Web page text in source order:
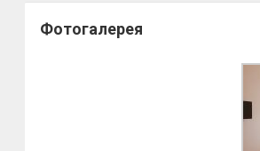
Фотогалерея